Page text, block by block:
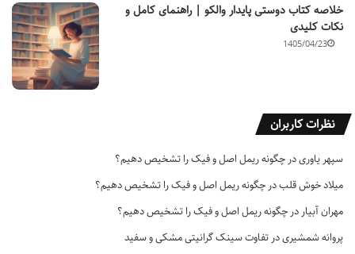
خلاصه کتاب دوستی پایدار والکو | راهنمای کامل و
نکات کلیدی
1405/04/23
نظرات کاربران
سپهر یاوریدر چگونه ریمل اصل و فیک را تشخیص دهیم؟
میلاد خوش قلبدر چگونه ریمل اصل و فیک را تشخیص دهیم؟
مهران آبیار در چگونه ریمل اصل و فیک را تشخیص دهیم؟
پروانه شمشیریدر تفاوت سینک گرانیتی مشکی و سفید